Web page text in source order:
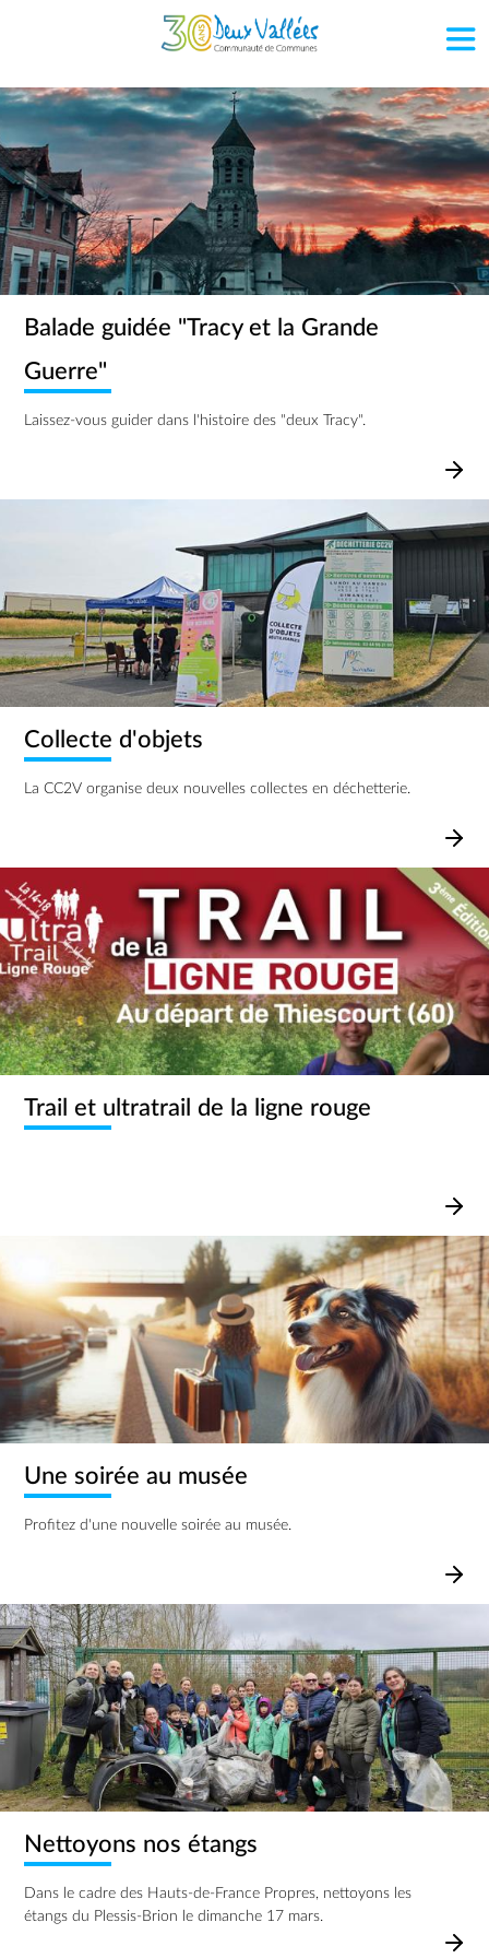
Aller au contenu principal
Image
Balade guidée "Tracy et la Grande
Guerre"
Laissez-vous guider dans l'histoire des "deux Tracy".
Collecte d'objets
La CC2V organise deux nouvelles collectes en déchetterie.
Image
Trail et ultratrail de la ligne rouge
Une soirée au musée
Profitez d'une nouvelle soirée au musée.
Image
Nettoyons nos étangs
Dans le cadre des Hauts-de-France Propres, nettoyons les
étangs du Plessis-Brion le dimanche 17 mars.